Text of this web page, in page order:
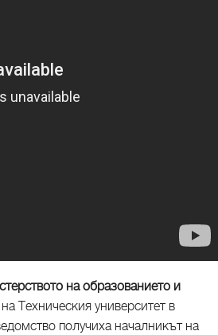
на образованието и
Техническия университет в
получиха началникът на